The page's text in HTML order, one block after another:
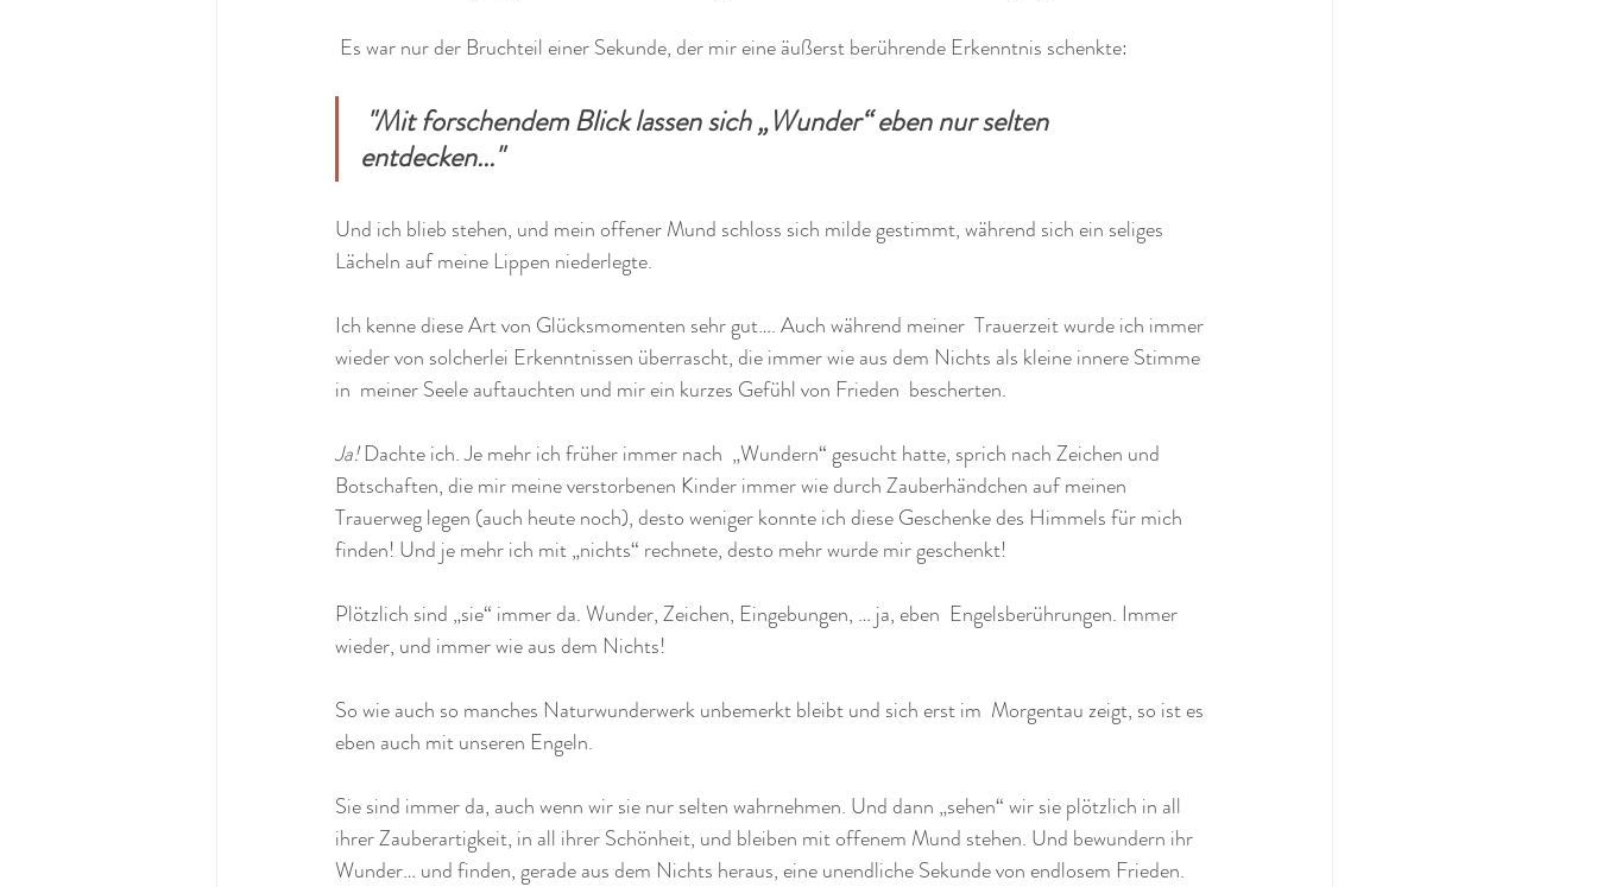
Es war nur der Bruchteil einer Sekunde, der mir eine äußerst berührende Erkenntnis schenkte:
entdecken..."
Und ich blieb stehen, und mein offener Mund schloss sich milde gestimmt, während sich ein seliges
Lächeln auf meine Lippen niederlegte.
Ich kenne diese Art von Glücksmomenten sehr gut…. Auch während meiner  Trauerzeit wurde ich immer
wieder von solcherlei Erkenntnissen überrascht, die immer wie aus dem Nichts als kleine innere Stimme
in  meiner Seele auftauchten und mir ein kurzes Gefühl von Frieden  bescherten.
Ja! Dachte ich. Je mehr ich früher immer nach  „Wundern“ gesucht hatte, sprich nach Zeichen und
Botschaften, die mir meine verstorbenen Kinder immer wie durch Zauberhändchen auf meinen
Trauerweg legen (auch heute noch), desto weniger konnte ich diese Geschenke des Himmels für mich
finden! Und je mehr ich mit „nichts“ rechnete, desto mehr wurde mir geschenkt!
Plötzlich sind „sie“ immer da. Wunder, Zeichen, Eingebungen, … ja, eben  Engelsberührungen. Immer
wieder, und immer wie aus dem Nichts!
So wie auch so manches Naturwunderwerk unbemerkt bleibt und sich erst im  Morgentau zeigt, so ist es
eben auch mit unseren Engeln.
Sie sind immer da, auch wenn wir sie nur selten wahrnehmen. Und dann „sehen“ wir sie plötzlich in all
ihrer Zauberartigkeit, in all ihrer Schönheit, und bleiben mit offenem Mund stehen. Und bewundern ihr
Wunder… und finden, gerade aus dem Nichts heraus, eine unendliche Sekunde von endlosem Frieden.